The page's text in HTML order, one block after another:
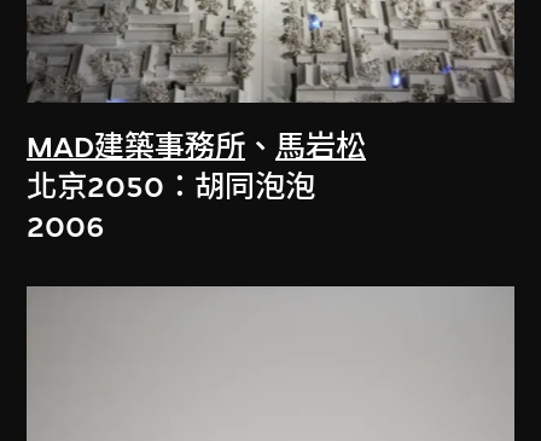
MAD建築事務所 、 馬岩松
北京2050：胡同泡泡
2006